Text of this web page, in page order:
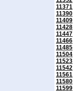
11371
11390
11409
11428
11447
11466
11485
11504
11523
11542
11561
11580
11599